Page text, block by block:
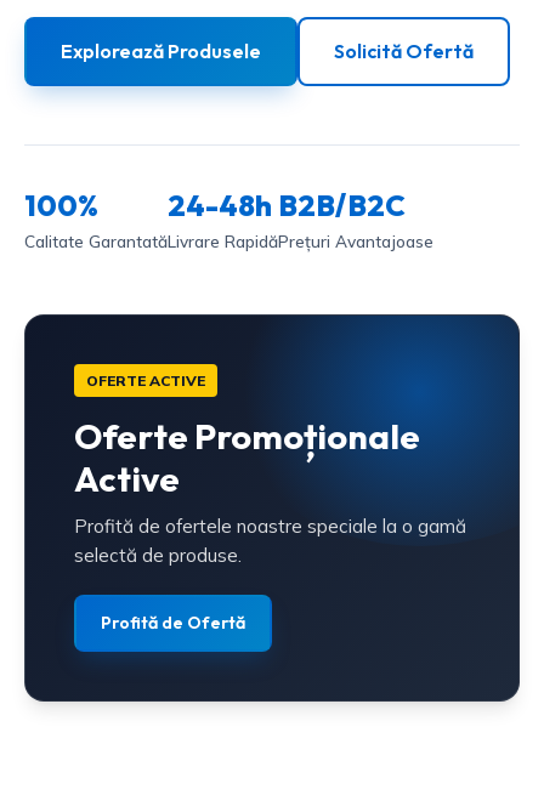
Explorează Produsele Solicită Ofertă
100%
Calitate Garantată
24-48h
Livrare Rapidă
B2B/B2C
Prețuri Avantajoase
OFERTE ACTIVE
Oferte Promoționale
Active
Profită de ofertele noastre speciale la o gamă
selectă de produse.
Profită de Ofertă